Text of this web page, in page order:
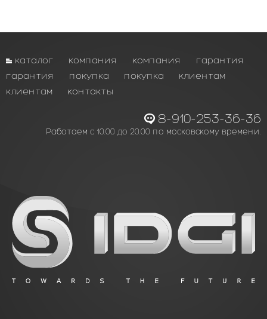
каталог компания компания
гарантия
гарантия
покупка покупка
клиентам
клиентам
контакты
8-910-253-36-36
Работаем с 10.00 до 20.00 по московскому времени.